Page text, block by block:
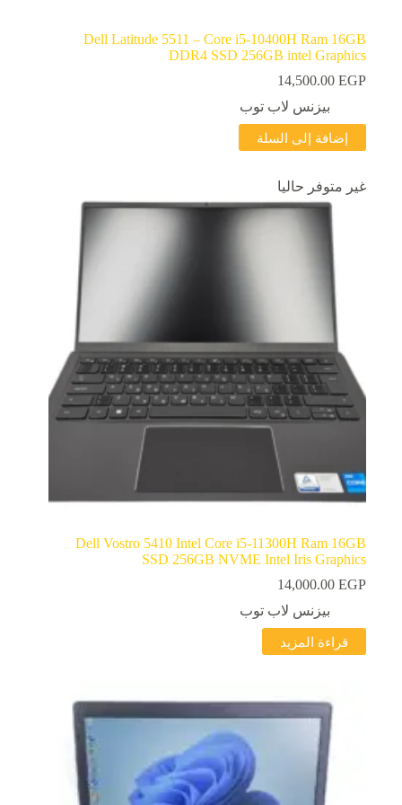
Dell Latitude 5511 – Core i5-10400H Ram 16GB
DDR4 SSD 256GB intel Graphics
14,500.00 EGP
بيزنس لاب توب
إضافة إلى السلة
غير متوفر حاليا
Dell Vostro 5410 Intel Core i5-11300H Ram 16GB
SSD 256GB NVME Intel Iris Graphics
14,000.00 EGP
بيزنس لاب توب
قراءة المزيد